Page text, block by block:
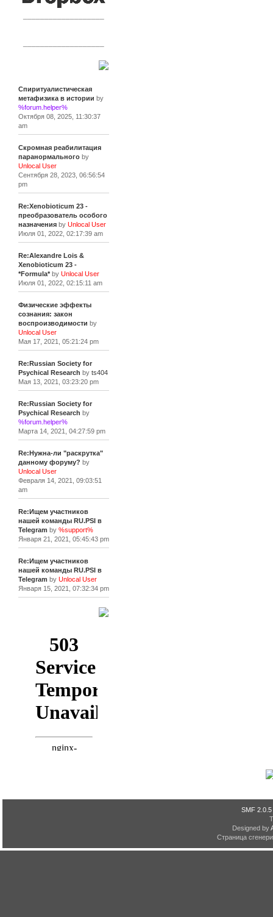
Спиритуалистическая
метафизика в истории by
%forum.helper%
Октября 08, 2025, 11:30:37
am
Скромная реабилитация
паранормальногоby
Unlocal User
Сентября 28, 2023, 06:56:54
pm
Re:Xenobioticum 23 -
преобразователь особого
назначенияby Unlocal User
Июля 01, 2022, 02:17:39 am
Re:Alexandre Lois &
Xenobioticum 23 -
*Formula*by Unlocal User
Июля 01, 2022, 02:15:11 am
Физические эффекты
сознания: закон
воспроизводимости by
Unlocal User
Мая 17, 2021, 05:21:24 pm
Re:Russian Society for
Psychical Research by ts404
Мая 13, 2021, 03:23:20 pm
Re:Russian Society for
Psychical Research by
%forum.helper%
Марта 14, 2021, 04:27:59 pm
Re:Нужна-ли "раскрутка"
данному форуму? by
Unlocal User
Февраля 14, 2021, 09:03:51
am
Re:Ищем участников
нашей команды RU.PSI в
Telegram by %support%
Января 21, 2021, 05:45:43 pm
Re:Ищем участников
нашей команды RU.PSI в
Telegram by Unlocal User
Января 15, 2021, 07:32:34 pm
SMF 2.0.5
Designed by
Страница